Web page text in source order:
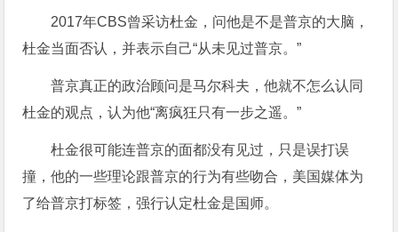
2017年CBS曾采访杜金，问他是不是普京的大脑，
杜金当面否认，并表示自己“从未见过普京。”
普京真正的政治顾问是马尔科夫，他就不怎么认同
杜金的观点，认为他“离疯狂只有一步之遥。”
杜金很可能连普京的面都没有见过，只是误打误
撞，他的一些理论跟普京的行为有些吻合，美国媒体为
了给普京打标签，强行认定杜金是国师。